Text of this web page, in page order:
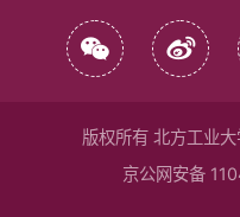
版权所有 北方工业大
京公网安备